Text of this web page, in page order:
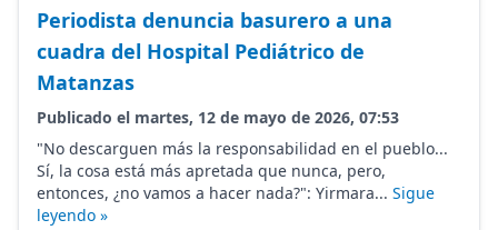
Periodista denuncia basurero a una
cuadra del Hospital Pediátrico de
Matanzas
Publicado el martes, 12 de mayo de 2026, 07:53
"No descarguen más la responsabilidad en el pueblo...
Sí, la cosa está más apretada que nunca, pero,
entonces, ¿no vamos a hacer nada?": Yirmara... Sigue
leyendo »